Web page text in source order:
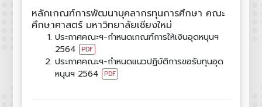
หลักเกณฑ์การพัฒนาบุคลากรทุนการศึกษา คณะ
ศึกษาศาสตร์ มหาวิทยาลัยเชียงใหม่
ประกาศคณะฯ-กำหนดเกณฑ์การให้เงินอุดหนุนฯ
2564 PDF
ประกาศคณะฯ-กำหนดแนวปฏิบัติการขอรับทุนอุด
หนุนฯ 2564 PDF